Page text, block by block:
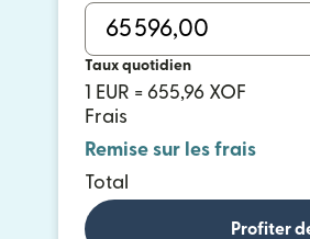
Taux quotidien
1 EUR = 655,96 XOF
Frais
Remise sur les frais
Total
Profiter